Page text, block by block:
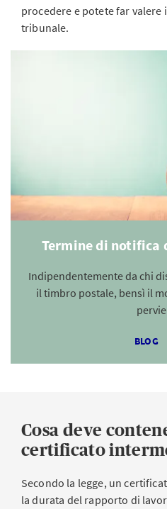
procedere e potete far
tribunale.
Termine di notifica
Indipendentemente da chi
il timbro postale, bensì il
BLOG
Cosa deve
certificato
Secondo la legge, un
la durata del rapporto di